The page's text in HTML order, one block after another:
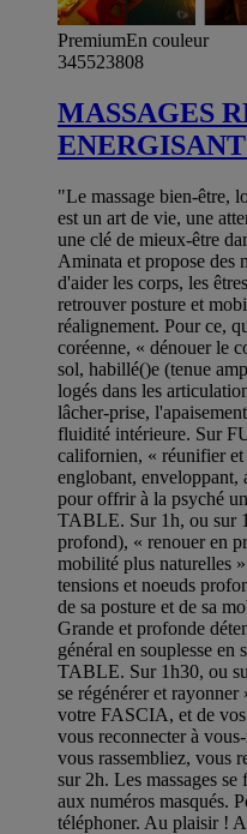
PremiumEn couleur
345523808
MASSAGES
"Le massage bien-être,
est un art de vie, une
une clé de mieux-être
Aminata et propose des
d'aider les corps, les
retrouver posture et
réalignement. Pour ce,
coréenne, « dénouer le
sol, habillé()e (tenue
logés dans les
lâcher-prise,
fluidité intérieure. Sur
californien, « réunifier et
englobant, enveloppant,
pour offrir à la psyché
TABLE. Sur 1h, ou sur
profond), « renouer en
mobilité plus naturelles
tensions et noeuds
de sa posture et de sa
Grande et profonde
général en souplesse en
TABLE. Sur 1h30, ou
se régénérer et rayonner
votre FASCIA, et de
vous reconnecter à
vous rassembliez, vous
sur 2h. Les massages
aux numéros masqués.
téléphoner. Au plaisir !